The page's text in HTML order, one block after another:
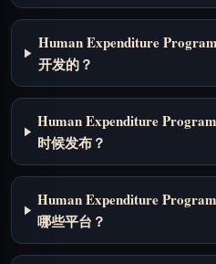
Human Expenditure
开发的？
Human Expenditure
时候发布？
Human Expenditure
哪些平台？